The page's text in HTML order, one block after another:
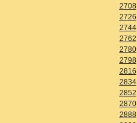
2708
2726
2744
2762
2780
2798
2816
2834
2852
2870
2888